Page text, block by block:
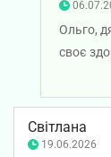
Ольго,
своє
здоров'я!
Світлана
19.06.2026